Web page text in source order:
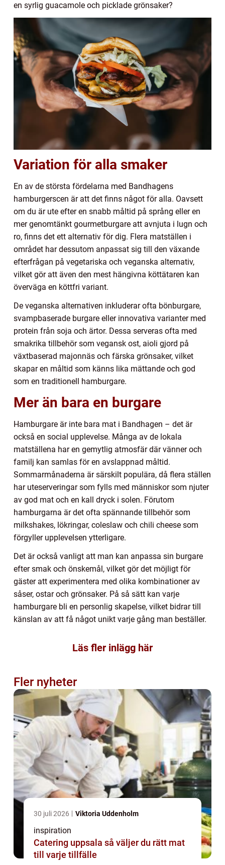
en syrlig guacamole och picklade grönsaker?
Variation för alla smaker
En av de största fördelarna med Bandhagens
hamburgerscen är att det finns något för alla. Oavsett
om du är ute efter en snabb måltid på språng eller en
mer genomtänkt gourmetburgare att avnjuta i lugn och
ro, finns det ett alternativ för dig. Flera matställen i
området har dessutom anpassat sig till den växande
efterfrågan på vegetariska och veganska alternativ,
vilket gör att även den mest hängivna köttätaren kan
överväga en köttfri variant.
De veganska alternativen inkluderar ofta bönburgare,
svampbaserade burgare eller innovativa varianter med
protein från soja och ärtor. Dessa serveras ofta med
smakrika tillbehör som vegansk ost, aioli gjord på
växtbaserad majonnäs och färska grönsaker, vilket
skapar en måltid som känns lika mättande och god
som en traditionell hamburgare.
Mer än bara en burgare
Hamburgare är inte bara mat i Bandhagen – det är
också en social upplevelse. Många av de lokala
matställena har en gemytlig atmosfär där vänner och
familj kan samlas för en avslappnad måltid.
Sommarmånaderna är särskilt populära, då flera ställen
har uteserveringar som fylls med människor som njuter
av god mat och en kall dryck i solen. Förutom
hamburgarna är det ofta spännande tillbehör som
milkshakes, lökringar, coleslaw och chili cheese som
förgyller upplevelsen ytterligare.
Det är också vanligt att man kan anpassa sin burgare
efter smak och önskemål, vilket gör det möjligt för
gäster att experimentera med olika kombinationer av
såser, ostar och grönsaker. På så sätt kan varje
hamburgare bli en personlig skapelse, vilket bidrar till
känslan av att få något unikt varje gång man beställer.
Läs fler inlägg här
Fler nyheter
30 juli 2026 Viktoria Uddenholm
inspiration
Catering uppsala så väljer du rätt mat
till varje tillfälle